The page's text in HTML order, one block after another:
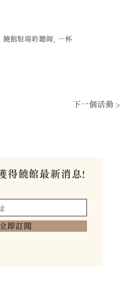
饒館駐場聆聽師, 一杯
下一個活動 >
得饒館最新消息!
即訂閱